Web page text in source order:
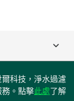
科技，淨水過濾
。點擊此處在
了解